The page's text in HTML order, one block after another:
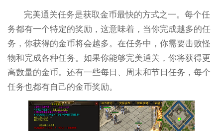
完美通关任务是获取金币最快的方式之一。每个任
务都有一个特定的奖励，这意味着，当你完成越多的任
务，你获得的金币将会越多。在任务中，你需要击败怪
物和完成各种任务。如果你能够完美通关，你将获得更
高数量的金币。还有一些每日、周末和节日任务，每个
任务也都有自己的金币奖励。